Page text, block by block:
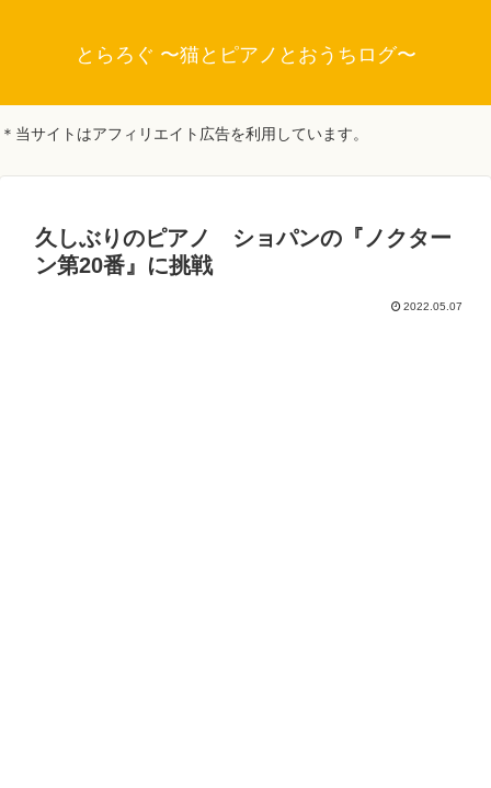
とらろぐ 〜猫とピアノとおうちログ〜
＊当サイトはアフィリエイト広告を利用しています。
久しぶりのピアノ ショパンの『ノクター
ン第20番』に挑戦
2022.05.07